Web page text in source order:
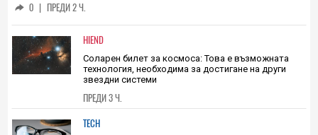
0 | ПРЕДИ 2 Ч.
HIEND
Соларен билет за космоса: Това е възможната
технология, необходима за достигане на други
звездни системи
ПРЕДИ 3 Ч.
TECH